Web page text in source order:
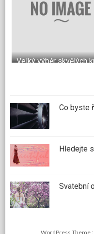
Velký výběr skvělých
Co byste
Hledejte
Svatební
WordPress Theme :